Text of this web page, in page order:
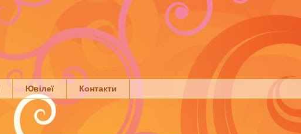
Ювілеї Контакти